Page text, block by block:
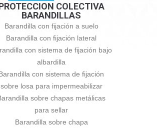
COLECTIVA
BARANDILLAS
Barandilla con fijación a suelo
Barandilla con fijación lateral
con sistema de fijación bajo
albardilla
con sistema de fijación
sobre losa para impermeabilizar
sobre chapas metálicas
para sellar
Barandilla sobre chapa